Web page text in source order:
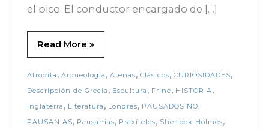
el pico. El conductor encargado de […]
Read More »
Afrodita , Arqueologia , Atenas, Clásicos, CURIOSIDADES,
Descripción de Grecia , Escultura , Friné, HISTORIA,
Inglaterra , Literatura , Londres, PAUSADOS NO,
PAUSANIAS, Pausanias, Praxíteles, Sherlock Holmes,